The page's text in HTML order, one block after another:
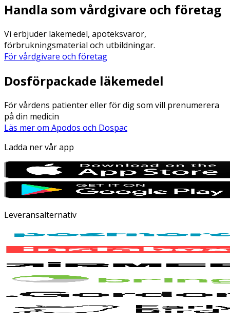
Handla som vårdgivare och företag
Vi erbjuder läkemedel, apoteksvaror,
förbrukningsmaterial och utbildningar.
För vårdgivare och företag
Dosförpackade läkemedel
För vårdens patienter eller för dig som vill prenumerera
på din medicin
Läs mer om Apodos och Dospac
Ladda ner vår app
Leveransalternativ